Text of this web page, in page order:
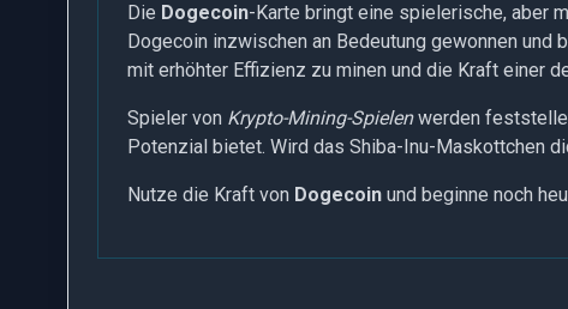
Die Dogecoin-Karte bringt eine spielerische, aber
Dogecoin inzwischen an Bedeutung gewonnen
mit erhöhter Effizienz zu minen und die Kraft einer
Spieler von Krypto-Mining-Spielenwerden
Potenzial bietet. Wird das Shiba-Inu-Maskottchen
Nutze die Kraft von Dogecoin und beginne noch